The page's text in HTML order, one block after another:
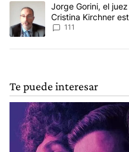
Un artículo de tendencia con
Jorge Gorini, el
Cristina Kirchner
cometer "un delito
111